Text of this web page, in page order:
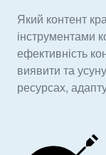
Який контент
інструментами
ефективність
виявити та
ресурсах,